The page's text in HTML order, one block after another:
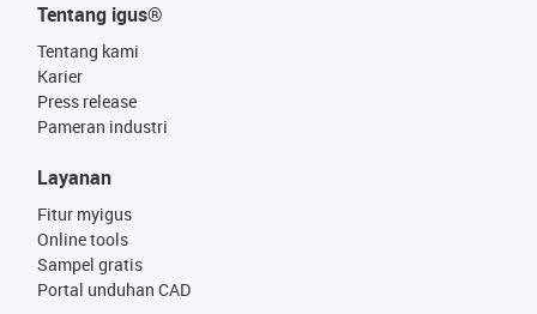
Tentang igus®
Tentang kami
Karier
Press release
Pameran industri
Layanan
Fitur myigus
Online tools
Sampel gratis
Portal unduhan CAD